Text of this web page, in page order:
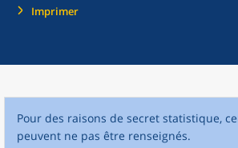
Imprimer
Pour des raisons de secret statistique,
peuvent ne pas être renseignés.